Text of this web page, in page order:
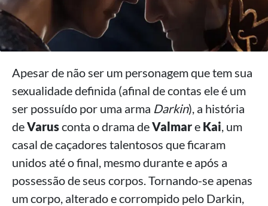
Apesar de não ser um personagem que tem sua
sexualidade definida (afinal de contas ele é um
ser possuído por uma arma Darkin), a história
deVarusconta o drama deValmare Kai, um
casal de caçadores talentosos que ficaram
unidos até o final, mesmo durante e após a
possessão de seus corpos. Tornando-se apenas
um corpo, alterado e corrompido pelo Darkin,